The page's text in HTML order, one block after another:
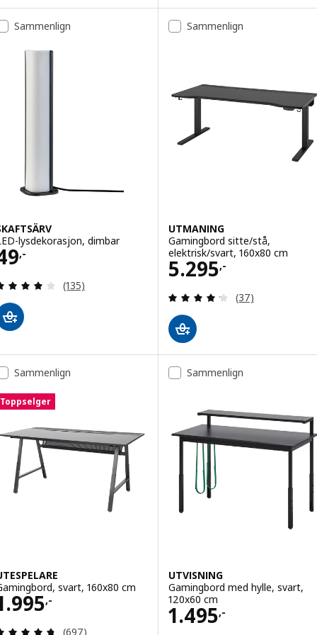
Sammenlign
lysdekorasjon, dimbar
,- 49,-
Gjennomgang: 4 av 5 stjerner. Samlede
(135)
Sammenlign
UTMANING
Gamingbord sitte/stå,
elektrisk/svart, 160x80 cm
5.295,-
Pris 5295,-
Gjennomgang:
(37)
Sammenlign
Toppselger
svart, 160x80 cm
,-
1995,-
Gjennomgang: 4.7 av 5 stjerner. Samlede
(697)
Sammenlign
UTVISNING
Gamingbord med hylle, svart,
120x60 cm
1.495,-
Pris 1495,-